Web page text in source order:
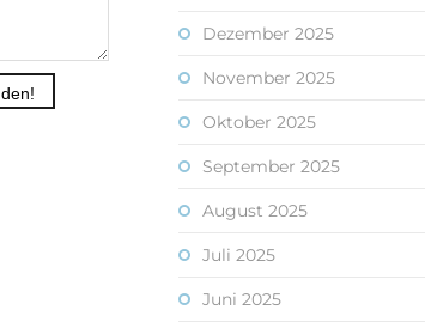
Dezember 2025
November 2025
Oktober 2025
September 2025
August 2025
Juli 2025
Juni 2025